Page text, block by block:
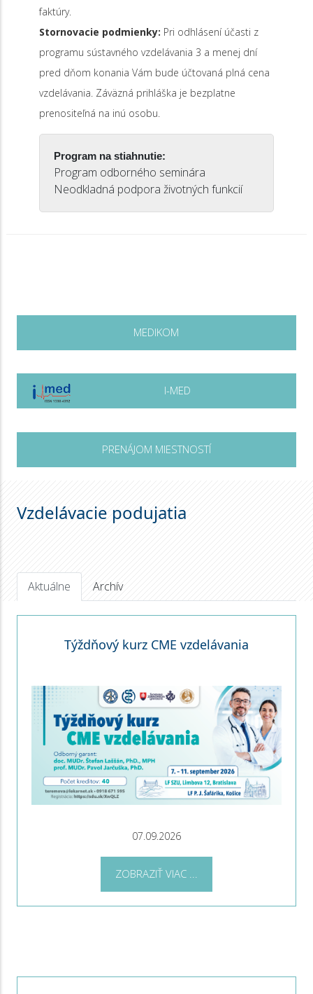
faktúry.
Stornovacie podmienky: Pri odhlásení účasti z
programu sústavného vzdelávania 3 a menej dní
pred dňom konania Vám bude účtovaná plná cena
vzdelávania. Záväzná prihláška je bezplatne
prenositeľná na inú osobu.
Program na stiahnutie:
Program odborného seminára
Neodkladná podpora životných funkcií
MEDIKOM
I-MED
PRENÁJOM MIESTNOSTÍ
Vzdelávacie podujatia
Aktuálne Archív
Týždňový kurz CME vzdelávania
07.09.2026
ZOBRAZIŤ VIAC ...